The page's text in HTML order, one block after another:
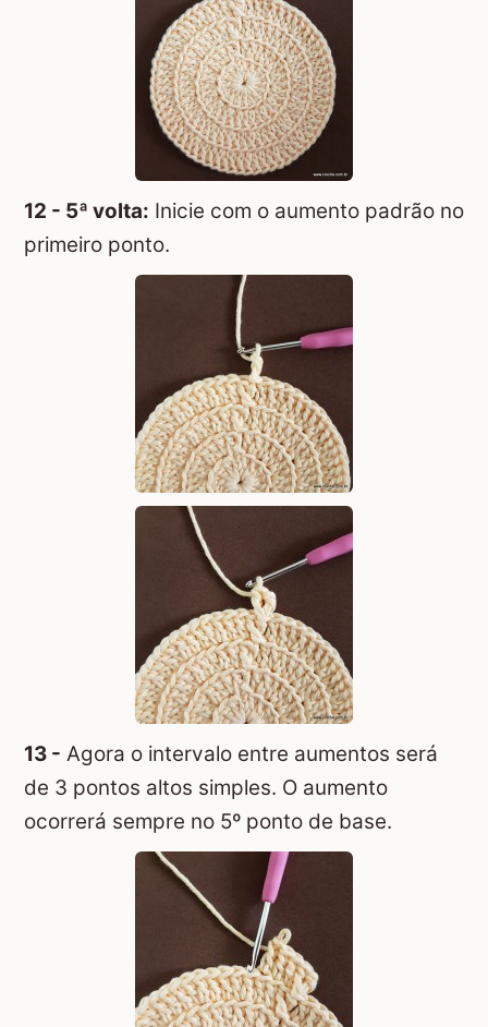
12 - 5ª volta: Inicie com o aumento padrão no
primeiro ponto.
13 - Agora o intervalo entre aumentos será
de 3 pontos altos simples. O aumento
ocorrerá sempre no 5º ponto de base.